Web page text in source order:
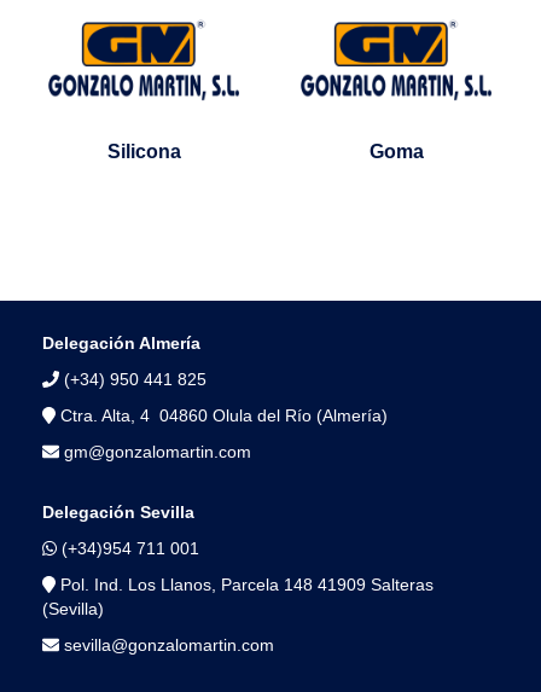
Silicona Goma
Delegación Almería
(+34) 950 441 825
Ctra. Alta, 4 04860 Olula del Río (Almería)
gm@gonzalomartin.com
Delegación Sevilla
(+34)954 711 001
Pol. Ind. Los Llanos, Parcela 148 41909 Salteras
(Sevilla)
sevilla@gonzalomartin.com